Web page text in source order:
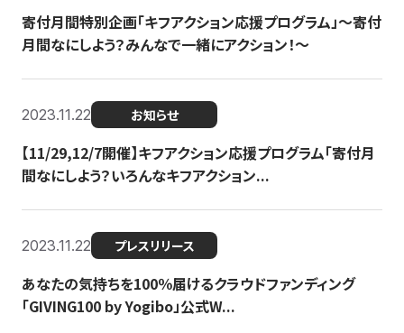
寄付月間特別企画「キフアクション応援プログラム」〜寄付
月間なにしよう？みんなで一緒にアクション！〜
2023.11.22 お知らせ
【11/29,12/7開催】キフアクション応援プログラム「寄付月
間なにしよう？いろんなキフアクション...
2023.11.22 プレスリリース
あなたの気持ちを100％届けるクラウドファンディング
「GIVING100 by Yogibo」公式W...